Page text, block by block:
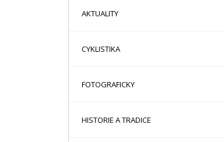
AKTUALITY
CYKLISTIKA
FOTOGRAFICKY
HISTORIE A TRADICE